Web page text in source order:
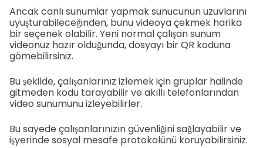
Ancak canlı sunumlar yapmak sunucunun uzuvlarını
uyuşturabileceğinden, bunu videoya çekmek harika
bir seçenek olabilir. Yeni normal çalışan sunum
videonuz hazır olduğunda, dosyayı bir QR koduna
gömebilirsiniz.
Bu şekilde, çalışanlarınız izlemek için gruplar halinde
gitmeden kodu tarayabilir ve akıllı telefonlarından
video sunumunu izleyebilirler.
Bu sayede çalışanlarınızın güvenliğini sağlayabilir ve
işyerinde sosyal mesafe protokolünü koruyabilirsiniz.